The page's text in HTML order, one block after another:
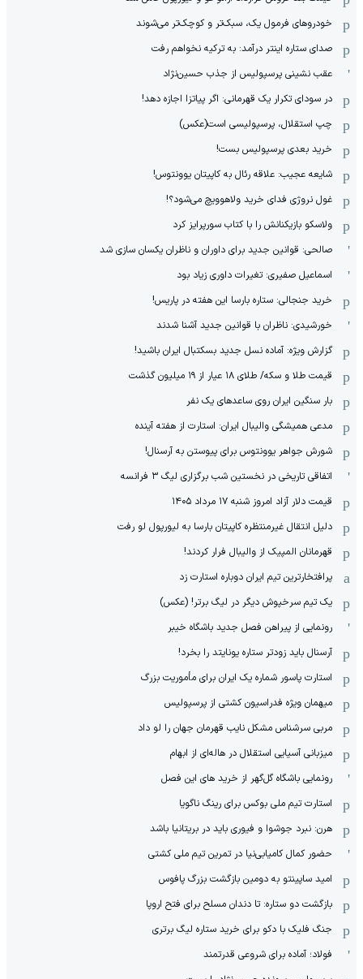
خودروهای فرمول یک، سبک‌تر و کوچک‌تر می‌شوند
صدای ستاره اینتر درآمد: به ترکیه نخواهم رفت
عقب نشینی پرسپولیس از جذب حسین‌نژاد
در سودای تکرار یک قهرمانی: اگر پیاتزا اجازه دهد!
چپ استقلال، پرسپولیسی است(عکس)
خرید بعدی پرسپولیس بست!
شایعه عجیب: علاقه رئال به کاپیتان یوونتوس!
غول نروژی فدای خرید ولاهوویچ می‌شود؟!
ولاسکو بازیکنانش را با کتاب سورپرایز کرد
صالحی: قوانین جدید برای داوران و ناظران یکسان سازی شد
اسماعیل صفیری: تغیرات داوری زیاد بود
خرید جنجالی: ستاره بارسا این هفته در پاریس!
خورشیدی: ناظران با قوانین جدید آشنا شدند
گزارش ویژه‌: آماده نسل جدید بسکتبال ایران باشید!
قیمت طلا و سکه/ طلای ۱۸ عیار از ۱۹ میلیون گذشت
بار سنگین ایران روی ساعدهای یک نفر
مدعی همیشگی والیبال ایران: استارت از هفته آینده
شورش جواهر یوونتوس برای پیوستن به آرسنال!
اتفاقی تاریخی در نخستین شب برگزاری لیگ ۳ فرانسه
قیمت دلار آزاد امروز شنبه ۱۷ مرداد ۱۴۰۵
دلیل انتقال غیرمنتظره کاپیتان بارسا به لیورپول لو رفت
قهرمانان المپیک از والیبال فرار کردند!
پرافتخارترین تیم ایران دوباره استارت زد
یک تیم سرخپوش دیگر در لیگ برتر! (عکس)
رونمایی از پیراهن فصل جدید باشگاه خیبر
آرسنال باید زودتر ستاره یونایتد را بخرد!
استارت پاسور شماره یک ایران برای مأموریت بزرگ
میهمان ویژه فدراسیون کشتی از پرسپولیس
مربی سرشناس مشکل نایب قهرمان جهان را لو داد
میزبانی آسیایی استقلال در هاله‌ای از ابهام
رونمایی باشگاه گل‌گهر از خرید های این فصل
استارت تیم ملی بوکس برای رینگ ناگویا
هرن: نبرد جوشوا و فیوری باید در بریتانیا باشد
حضور کمال کامیابی‌نیا در تمرین تیم ملی کشتی
امید ساپینتو به دومین بازگشت بزرگ پافوس
بازگشت دو ستاره: تا دندان مسلح برای فتح اروپا
جنگ فلیک با دکو برای خرید ستاره لیگ برتری
فولاد؛ آماده برای شروعی قدرتمند